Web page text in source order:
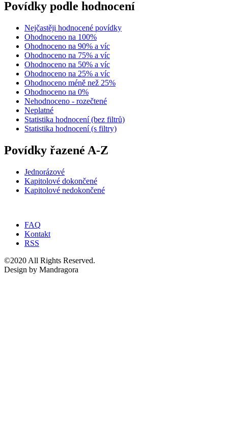
Povídky podle hodnocení
Nejčastěji hodnocené povídky
Ohodnoceno na 100%
Ohodnoceno na 90% a víc
Ohodnoceno na 75% a víc
Ohodnoceno na 50% a víc
Ohodnoceno na 25% a víc
Ohodnoceno méně než 25%
Ohodnoceno na 0%
Nehodnoceno - rozečtené
Neplatné
Statistika hodnocení (bez filtrů)
Statistika hodnocení (s filtry)
Povídky řazené A-Z
Jednorázové
Kapitolové dokončené
Kapitolové nedokončené
FAQ
Kontakt
RSS
©2020 All Rights Reserved.
Design by Mandragora